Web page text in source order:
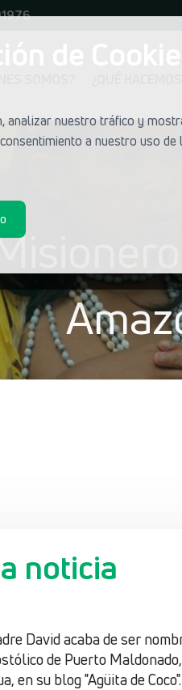
analizar nuestro tráfico y
a nuestro uso
noticia
David acaba de ser
de Puerto
en su blog "Agüita de Coco".